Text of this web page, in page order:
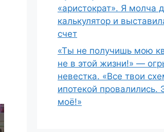
«аристократ». Я молча
калькулятор и
счет
«Ты не получишь мою
не в этой жизни!» —
невестка. «Все твои
ипотекой провалились.
моё!»